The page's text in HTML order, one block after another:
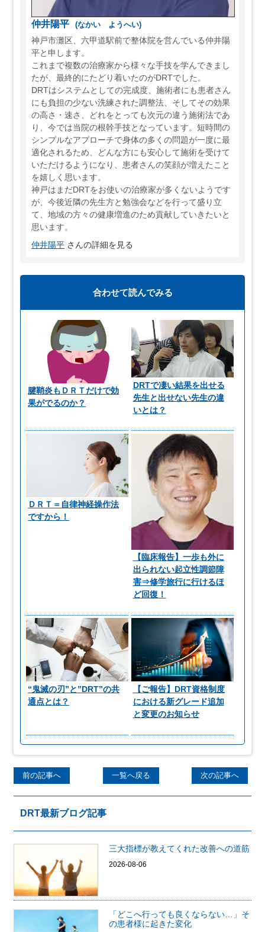
仲井陽平
(なかい ようへい)
神戸市灘区、六甲道駅前で整体院を営んでいる仲井陽
平と申します。
これまで複数の治療家から様々な手技を学んできまし
たが、最終的にたどり着いたのがDRTでした。
DRTはシステムとしての完成度、施術者にも患者さん
にも負担の少ない洗練された調整法、そしてその効果
の高さ・速さ、どれをとっても次元の違う施術法であ
り、今では当院の根幹手技となっています。短時間の
シンプルなアプローチで身体の多くの問題が一度に最
適化されるため、どんな方にも安心して施術を受けて
いただけるようになり、患者さんの笑顔が増えたこと
を嬉しく思います。
神戸はまだDRTをお使いの治療家が多くないようです
が、今後近隣の先生方と勉強会などを行って盛り立
て、地域の方々の健康増進のため貢献していきたいと
思います。
仲井陽平 さんの詳細を見る
合わせて読んでみる
腱鞘炎もＤＲＴだけで効
果がでるのか？
DRTで凄い結果を出せる
先生と出せない先生の違
いとは？
ＤＲＴ＝自律神経操作法
ですから！
【臨床報告】一歩も外に
出られない起立性調節障
害⇒修学旅行に行けるほ
ど回復！
“鬼滅の刃”と”DRT”の共
通点とは？
【ご報告】DRT資格制度
における新グレード追加
と変更のお知らせ
前の記事へ 一覧へ戻る 次の記事へ
DRT最新ブログ記事
三大指標が教えてくれた改善への道筋
2026-08-06
「どこへ行っても良くならない…」そ
の患者様に起きた変化